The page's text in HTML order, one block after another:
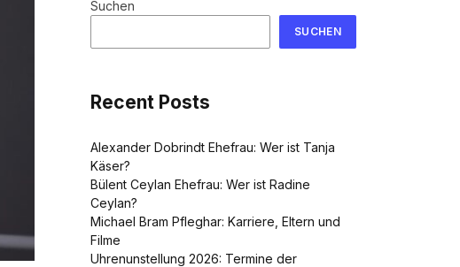
Suchen
SUCHEN
Recent Posts
Alexander Dobrindt Ehefrau: Wer ist Tanja
Käser?
Bülent Ceylan Ehefrau: Wer ist Radine
Ceylan?
Michael Bram Pfleghar: Karriere, Eltern und
Filme
Uhrenunstellung 2026: Termine der